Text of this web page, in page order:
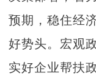
预期，稳住经
好势头。宏观
实好企业帮扶